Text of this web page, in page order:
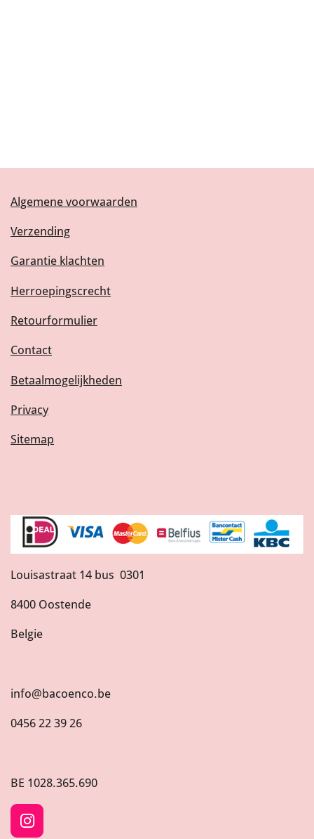
Algemene voorwaarden
Verzending
Garantie klachten
Herroepingscrecht
Retourformulier
Contact
Betaalmogelijkheden
Privacy
Sitemap
Louisastraat 14 bus 0301
8400 Oostende
Belgie
info@bacoenco.be
0456 22 39 26
BE 1028.365.690
I